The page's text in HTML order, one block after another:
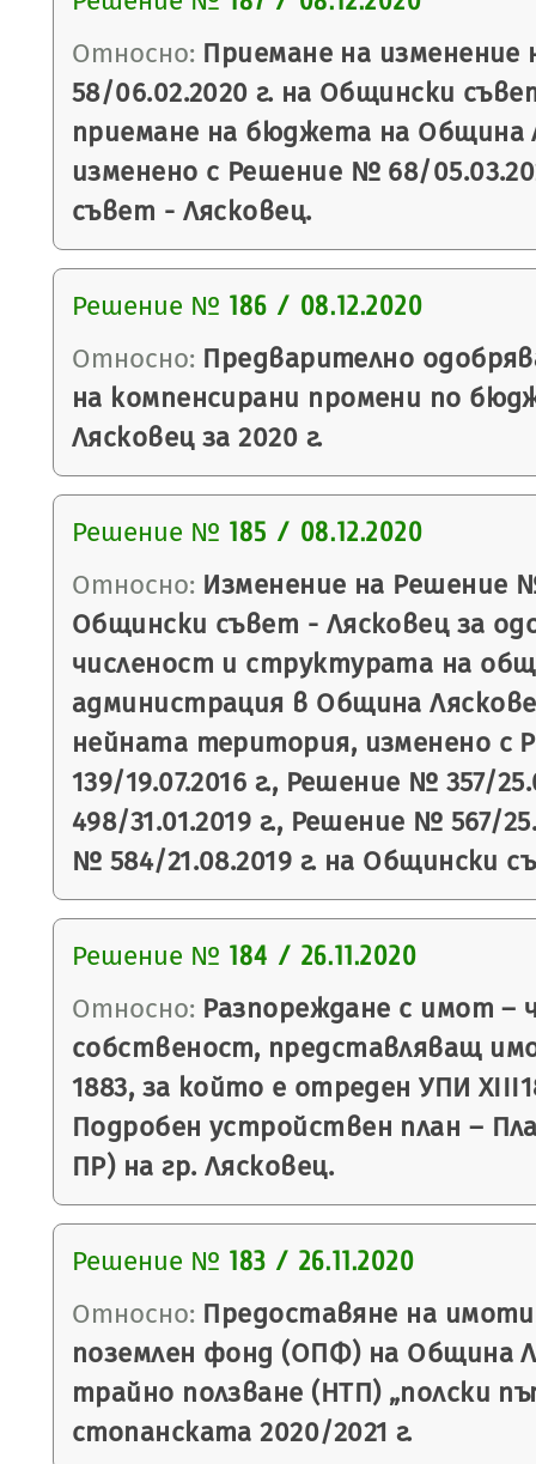
Относно: Приемане на
58/06.02.2020 г. на Общински
приемане на бюджета на Община
изменено с Решение № 68/
съвет - Лясковец.
Решение № 186 / 08.12.2020
Относно: Предварително
на компенсирани промени по
Лясковец за 2020 г.
Решение № 185 / 08.12.2020
Относно: Изменение на Решение №
Общински съвет - Лясковец за
численост и структурата на
администрация в Община
нейната територия, изменено с
139/19.07.2016 г., Решение № 357/
498/31.01.2019 г., Решение № 567/
№ 584/21.08.2019 г. на Общински
Решение № 184 / 26.11.2020
Относно: Разпореждане с имот –
собственост, представляващ
1883, за който е отреден УПИ
Подробен устройствен план –
ПР) на гр. Лясковец.
Решение № 183 / 26.11.2020
Относно: Предоставяне на
поземлен фонд (ОПФ) на Община
трайно ползване (НТП) „полски
стопанската 2020/2021 г.